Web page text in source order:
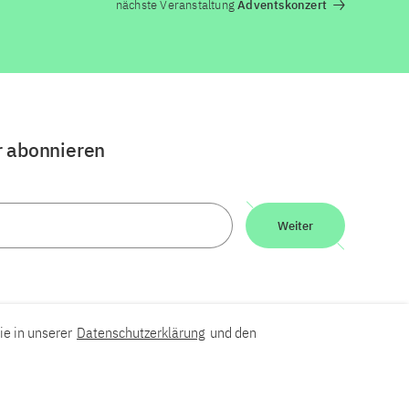
nächste VeranstaltungAdventskonzert
Weiter
in unserer Datenschutzerklärung und den